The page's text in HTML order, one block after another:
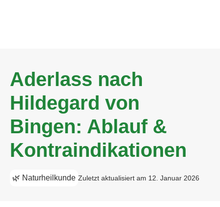
Aderlass nach
Hildegard von
Bingen: Ablauf &
Kontraindikationen
🌿 Naturheilkunde Zuletzt aktualisiert am 12. Januar 2026